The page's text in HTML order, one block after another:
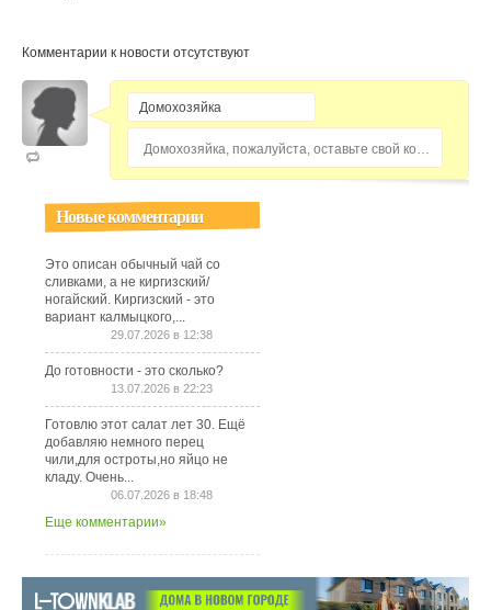
Комментарии к новости отсутствуют
Домохозяйка, пожалуйста, оставьте свой комментарий...
Новые комментарии
Это описан обычный чай со
сливками, а не киргизский/
ногайский. Киргизский - это
вариант калмыцкого,...
29.07.2026 в 12:38
До готовности - это сколько?
13.07.2026 в 22:23
Готовлю этот салат лет 30. Ещё
добавляю немного перец
чили,для остроты,но яйцо не
кладу. Очень...
06.07.2026 в 18:48
Еще комментарии»